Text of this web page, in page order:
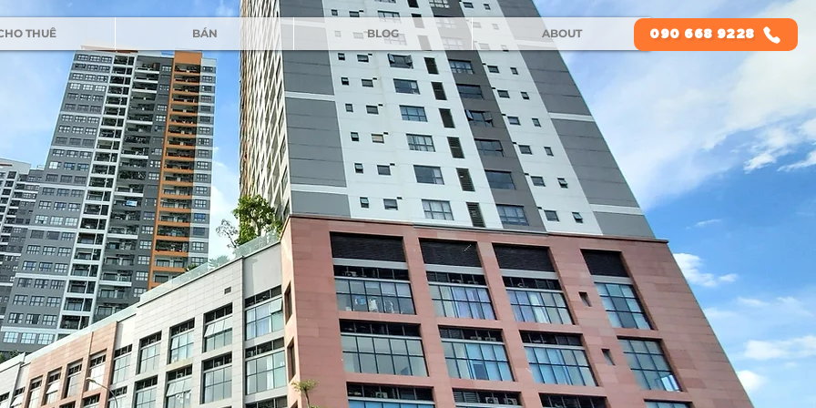
090 668 9228
THUÊ BÁN BLOG ABOUT